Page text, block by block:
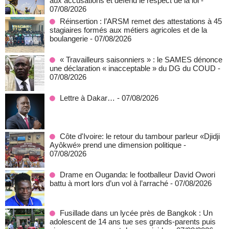
07/08/2026
Réinsertion : l’ARSM remet des attestations à 45
stagiaires formés aux métiers agricoles et de la
boulangerie - 07/08/2026
« Travailleurs saisonniers » : le SAMES dénonce
une déclaration « inacceptable » du DG du COUD -
07/08/2026
Lettre à Dakar… - 07/08/2026
Côte d'Ivoire: le retour du tambour parleur «Djidji
Ayôkwé» prend une dimension politique -
07/08/2026
Drame en Ouganda: le footballeur David Owori
battu à mort lors d’un vol à l’arraché - 07/08/2026
Fusillade dans un lycée près de Bangkok : Un
adolescent de 14 ans tue ses grands-parents puis